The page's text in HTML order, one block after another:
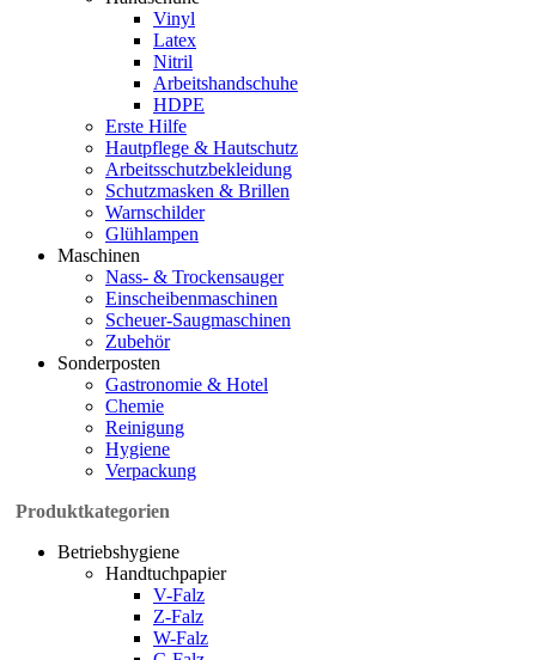
Vinyl
Latex
Nitril
Arbeitshandschuhe
HDPE
Erste Hilfe
Hautpflege & Hautschutz
Arbeitsschutzbekleidung
Schutzmasken & Brillen
Warnschilder
Glühlampen
Maschinen
Nass- & Trockensauger
Einscheibenmaschinen
Scheuer-Saugmaschinen
Zubehör
Sonderposten
Gastronomie & Hotel
Chemie
Reinigung
Hygiene
Verpackung
Produktkategorien
Betriebshygiene
Handtuchpapier
V-Falz
Z-Falz
W-Falz